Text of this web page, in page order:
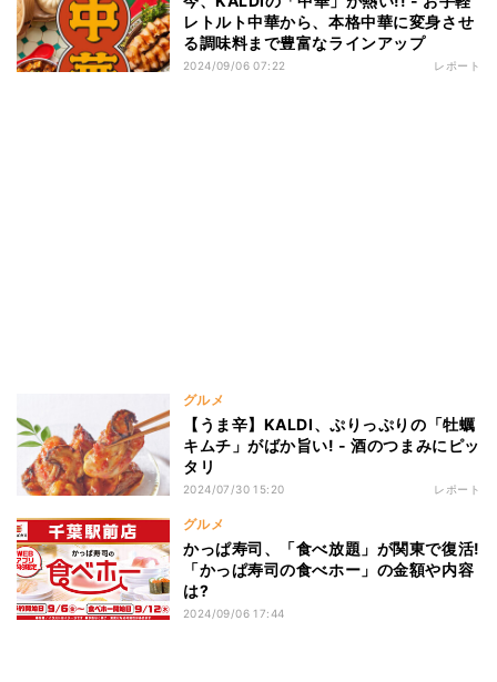
レトルト中華から、本格中華に変身させ
る調味料まで豊富なラインアップ
2024/09/06 07:22 レポート
グルメ
【うま辛】KALDI、ぷりっぷりの「牡蠣
キムチ」がばか旨い! - 酒のつまみにピッ
タリ
2024/07/30 15:20 レポート
グルメ
かっぱ寿司、「食べ放題」が関東で復活!
「かっぱ寿司の食べホー」の金額や内容
は?
2024/09/06 17:44